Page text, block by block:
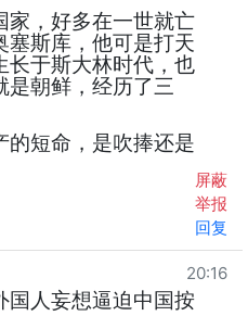
家，好多在一世就亡
塞斯库，他可是打天
长于斯大林时代，也
是朝鲜，经历了三
的短命，是吹捧还是
屏蔽
举报
回复
20:16
国人妄想逼迫中国按